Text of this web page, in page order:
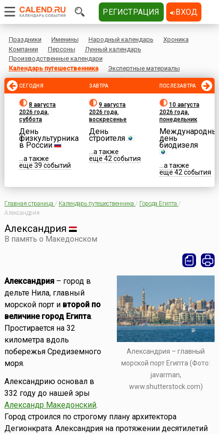
Праздники Именины Народный календарь
Хроника
Компании
Персоны
Лунный календарь
Производственные календари
Календарь путешественника
Экспертные материалы
СЕГОДНЯ
8 августа
2026 года,
суббота
День
физкультурника
в России
...а также
еще 39 событий
ЗАВТРА
9 августа
2026 года,
воскресенье
День
строителя
...а также
еще 42 события
ПОСЛЕЗАВТРА
10 августа
2026 года,
понедельник
день
биодизеля
...а также
еще 42 события
Главная страница / Календарь путешественника / Города Египта /
Александрия
Александрия
В память о Македонском
Александрия – главный
морской порт Египта (Фото:
javarman,
www.shutterstock.com)
Александрия– город в
дельте Нила, главный
морской порт и второй по
величине город Египта.
Простирается на 32
километра вдоль
побережья Средиземного
моря.
Александрию основал в
332 году до нашей эры
Александр Македонский.
Город строился по строгому плану архитектора
Дегионкрата. Александрия на протяжении десятилетий
РЕГИСТРАЦИЯ ВХОД